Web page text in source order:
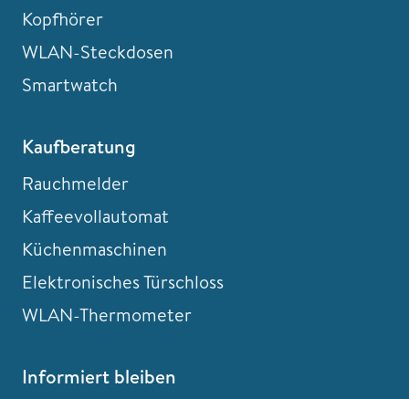
Kopfhörer
WLAN-Steckdosen
Smartwatch
Kaufberatung
Rauchmelder
Kaffeevollautomat
Küchenmaschinen
Elektronisches Türschloss
WLAN-Thermometer
Informiert bleiben